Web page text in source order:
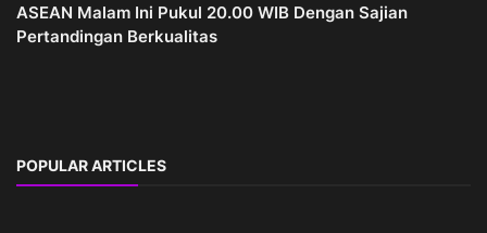
ASEAN Malam Ini Pukul 20.00 WIB Dengan Sajian
Pertandingan Berkualitas
POPULAR ARTICLES